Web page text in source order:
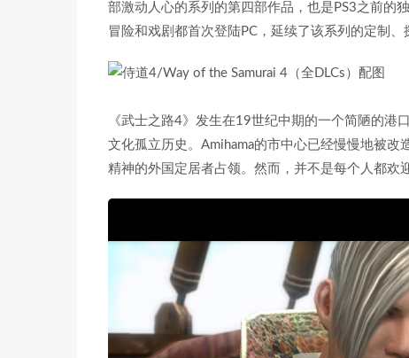
部激动人心的系列的第四部作品，也是PS3之前的
冒险和戏剧都首次登陆PC，延续了该系列的定制、
《武士之路4》发生在19世纪中期的一个简陋的港
文化孤立历史。Amihama的市中心已经慢慢地被改
精神的外国定居者占领。然而，并不是每个人都欢